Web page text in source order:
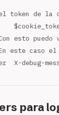
token de la
Con esto
En este caso
X-debug-
para